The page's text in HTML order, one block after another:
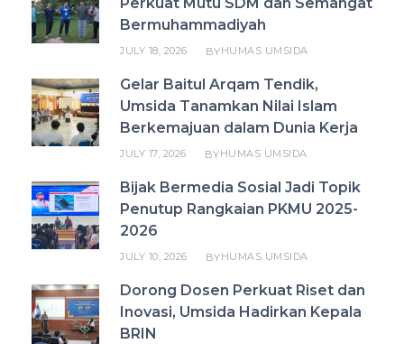
Perkuat Mutu SDM dan Semangat
Bermuhammadiyah
JULY 18, 2026 BYHUMAS UMSIDA
Gelar Baitul Arqam Tendik,
Umsida Tanamkan Nilai Islam
Berkemajuan dalam Dunia Kerja
JULY 17, 2026 BYHUMAS UMSIDA
Bijak Bermedia Sosial Jadi Topik
Penutup Rangkaian PKMU 2025-
2026
JULY 10, 2026 BYHUMAS UMSIDA
Dorong Dosen Perkuat Riset dan
Inovasi, Umsida Hadirkan Kepala
BRIN